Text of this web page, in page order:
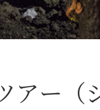
アー（